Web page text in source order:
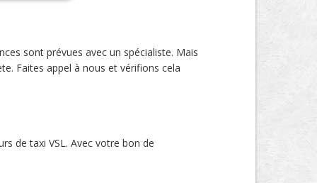
sont prévues avec un spécialiste. Mais
Faites appel à nous et vérifions cela
de taxi VSL. Avec votre bon de